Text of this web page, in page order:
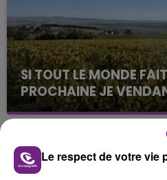
SI TOUT LE MONDE
PROCHAINE JE
La vendange en
Le respect de votre vie